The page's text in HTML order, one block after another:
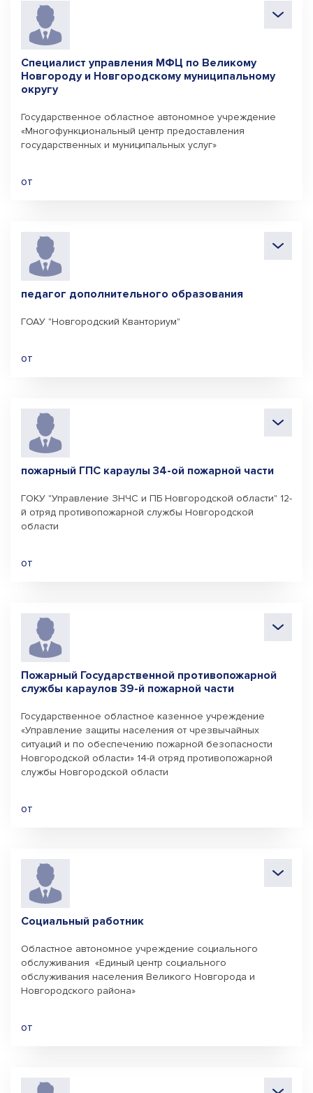
Специалист управления МФЦ по Великому
Новгороду и Новгородскому муниципальному
округу
Государственное областное автономное учреждение
«Многофункциональный центр предоставления
государственных и муниципальных услуг»
от
педагог дополнительного образования
ГОАУ "Новгородский Кванториум"
от
пожарный ГПС караулы 34-ой пожарной части
ГОКУ "Управление ЗНЧС и ПБ Новгородской области" 12-
й отряд противопожарной службы Новгородской
области
от
Пожарный Государственной противопожарной
службы караулов 39-й пожарной части
Государственное областное казенное учреждение
«Управление защиты населения от чрезвычайных
ситуаций и по обеспечению пожарной безопасности
Новгородской области» 14-й отряд противопожарной
службы Новгородской области
от
Социальный работник
Областное автономное учреждение социального
обслуживания «Единый центр социального
обслуживания населения Великого Новгорода и
Новгородского района»
от